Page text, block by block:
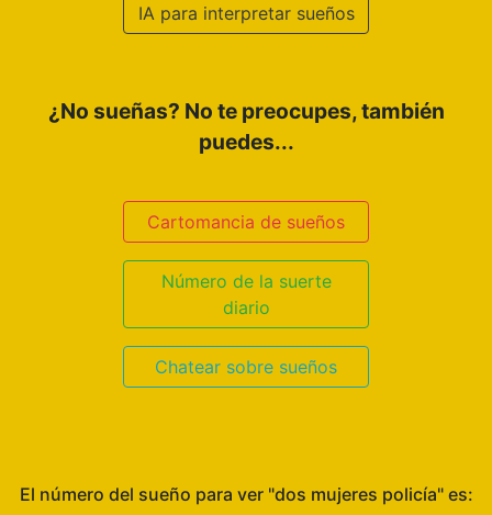
IA para interpretar sueños
¿No sueñas? No te preocupes, también
puedes...
Cartomancia de sueños
Número de la suerte
diario
Chatear sobre sueños
El número del sueño para ver "dos mujeres policía" es: